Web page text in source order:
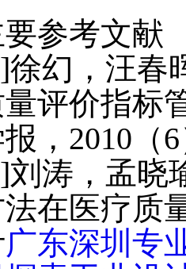
考文献
，汪春晖
量评价指标
，2010（
，孟晓瑜
在医疗质
广东深圳专